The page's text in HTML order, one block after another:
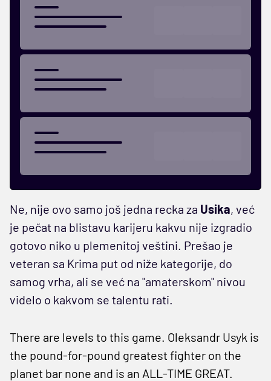
Ne, nije ovo samo još jedna recka za Usika, već
je pečat na blistavu karijeru kakvu nije izgradio
gotovo niko u plemenitoj veštini. Prešao je
veteran sa Krima put od niže kategorije, do
samog vrha, ali se već na "amaterskom" nivou
videlo o kakvom se talentu rati.
There are levels to this game. Oleksandr Usyk is
the pound-for-pound greatest fighter on the
planet bar none and is an ALL-TIME GREAT.